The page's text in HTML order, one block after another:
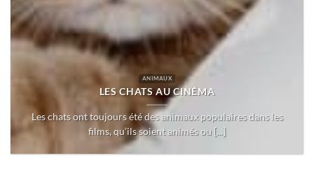
ANIMAUX
LES CHATS AU CINÉMA
Les chats ont toujours été des animaux populaires dans les
films, qu’ils soient animés ou [...]